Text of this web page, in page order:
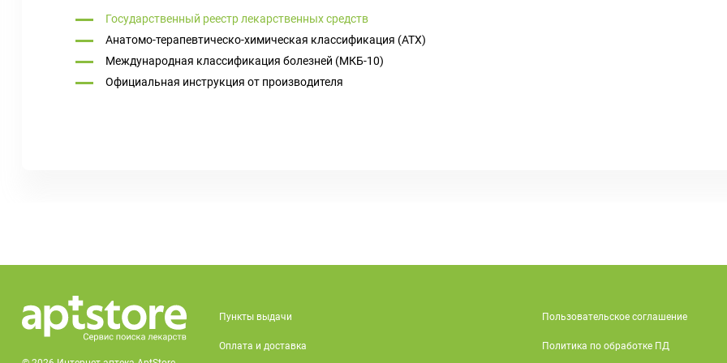
Государственный реестр лекарственных средств
Анатомо-терапевтическо-химическая классификация (ATX)
Международная классификация болезней (МКБ-10)
Официальная инструкция от производителя
Пункты выдачи
Оплата и доставка
Пользовательское соглашение
Политика по обработке ПД